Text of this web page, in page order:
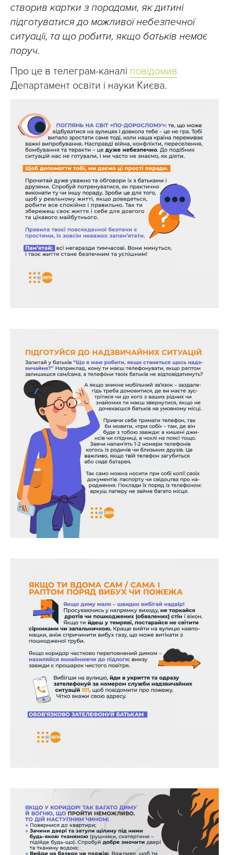
створив картки з порадами, як дитині
підготуватися до можливої небезпечної
ситуації, та що робити, якщо батьків немає
поруч.
Про це в телеграм-каналі повідомив
Департамент освіти і науки Києва.